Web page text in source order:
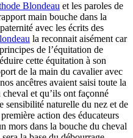
Blondeau et les paroles de
main bouche dans la
avec les écrits des
la reconnait aisément car
de l’équitation de
cette équitation à son
de la main du cavalier avec
ancêtres avaient saisi toute la
et qu’ils ont façonné
sensibilité naturelle du nez et de
action des éducateurs
mors dans la bouche du cheval